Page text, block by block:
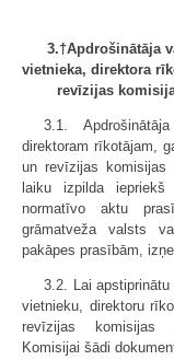
3.†Apdrošinātāja
vietnieka, direktora
revīzijas
3.1.
direktoram rīkotājam,
un revīzijas komisijas
laiku izpilda iepriekš
normatīvo aktu
grāmatveža valsts
pakāpes prasībām,
3.2. Lai
vietnieku, direktoru
revīzijas komisijas
Komisijai šādi